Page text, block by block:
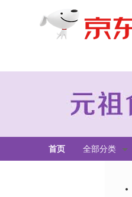
首页 全部分类